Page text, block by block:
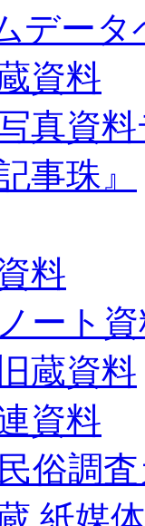
データ
資料
真資
事珠』
料
ート
蔵資料
資料
俗調査
紙媒